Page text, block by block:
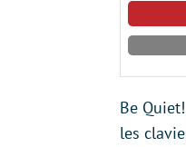
Be
les